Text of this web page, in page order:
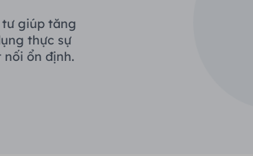
giúp tăng
thực sự
nối ổn định.